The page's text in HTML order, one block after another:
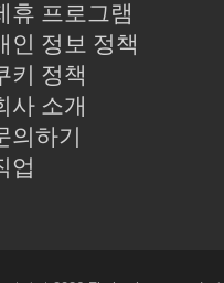
휴 프로그램
인 정보 정책
키 정책
사 소개
의하기
업